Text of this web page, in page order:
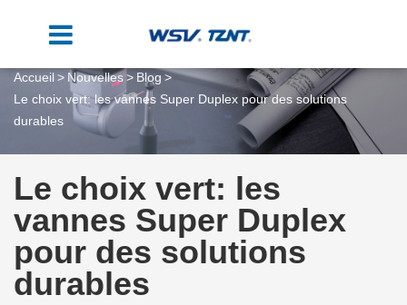
Accueil Nouvelles
Blog
Le choix vert: les vannes Super Duplex pour des solutions
durables
Le choix vert: les
vannes Super Duplex
pour des solutions
durables